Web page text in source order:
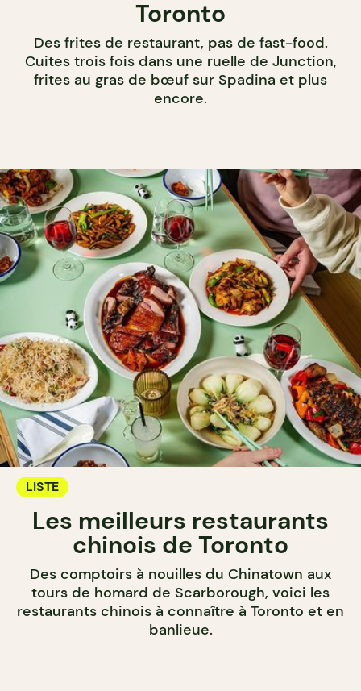
Toronto
Des frites de restaurant, pas de fast-food.
Cuites trois fois dans une ruelle de Junction,
frites au gras de bœuf sur Spadina et plus
encore.
LISTE
Les meilleurs restaurants
chinois de Toronto
Des comptoirs à nouilles du Chinatown aux
tours de homard de Scarborough, voici les
restaurants chinois à connaître à Toronto et en
banlieue.